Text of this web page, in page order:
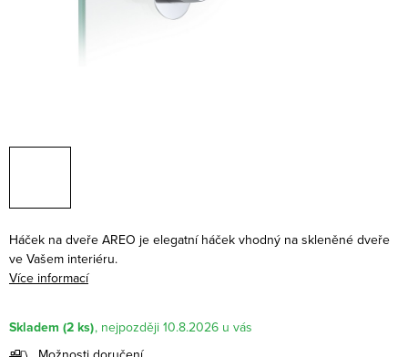
Háček na dveře AREO je elegatní háček vhodný na skleněné dveře
ve Vašem interiéru.
Více informací
Skladem (2 ks)
10.8.2026